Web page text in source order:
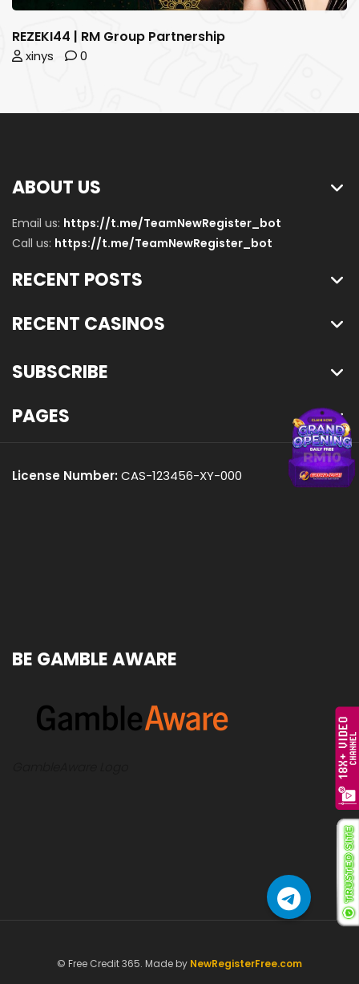
REZEKI44 | RM Group Partnership
xinys 0
ABOUT US
Email us: https://t.me/TeamNewRegister_bot
Call us: https://t.me/TeamNewRegister_bot
RECENT POSTS
RECENT CASINOS
SUBSCRIBE
PAGES
License Number: CAS-123456-XY-000
BE GAMBLE AWARE
© Free Credit 365. Made by NewRegisterFree.com